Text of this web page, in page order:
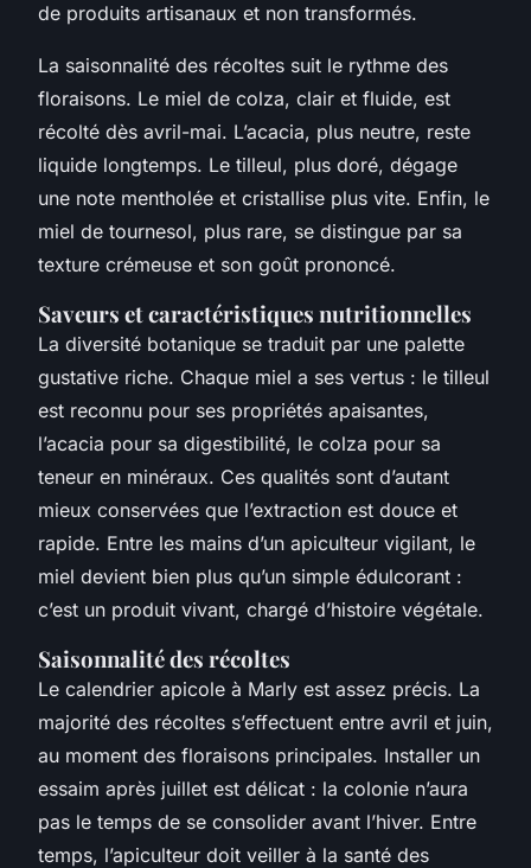
de produits artisanaux et non transformés.
La saisonnalité des récoltes suit le rythme des
floraisons. Le miel de colza, clair et fluide, est
récolté dès avril-mai. L’acacia, plus neutre, reste
liquide longtemps. Le tilleul, plus doré, dégage
une note mentholée et cristallise plus vite. Enfin, le
miel de tournesol, plus rare, se distingue par sa
texture crémeuse et son goût prononcé.
Saveurs et caractéristiques nutritionnelles
La diversité botanique se traduit par une palette
gustative riche. Chaque miel a ses vertus : le tilleul
est reconnu pour ses propriétés apaisantes,
l’acacia pour sa digestibilité, le colza pour sa
teneur en minéraux. Ces qualités sont d’autant
mieux conservées que l’extraction est douce et
rapide. Entre les mains d’un apiculteur vigilant, le
miel devient bien plus qu’un simple édulcorant :
c’est un produit vivant, chargé d’histoire végétale.
Saisonnalité des récoltes
Le calendrier apicole à Marly est assez précis. La
majorité des récoltes s’effectuent entre avril et juin,
au moment des floraisons principales. Installer un
essaim après juillet est délicat : la colonie n’aura
pas le temps de se consolider avant l’hiver. Entre
temps, l’apiculteur doit veiller à la santé des